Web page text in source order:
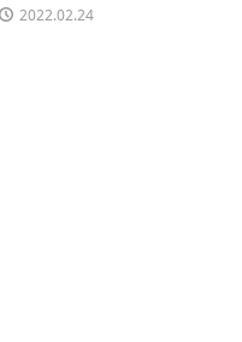
2022.02.24